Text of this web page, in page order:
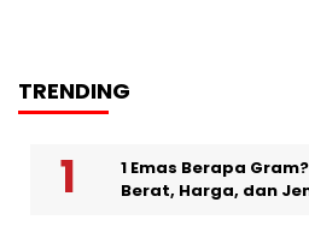
TRENDING
1 Emas Berapa
Berat, Harga, dan